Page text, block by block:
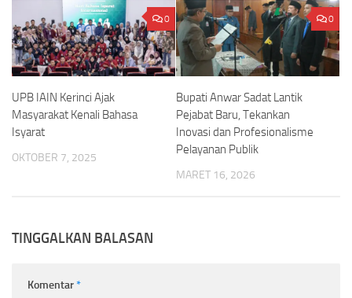
0
UPB IAIN Kerinci Ajak
Masyarakat Kenali Bahasa
Isyarat
OKTOBER 7, 2025
0
Bupati Anwar Sadat Lantik
Pejabat Baru, Tekankan
Inovasi dan Profesionalisme
Pelayanan Publik
MARET 16, 2026
TINGGALKAN BALASAN
Komentar*